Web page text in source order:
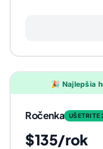
🎉 Najlepšia
Ročenka UŠETRITE
$135/rok